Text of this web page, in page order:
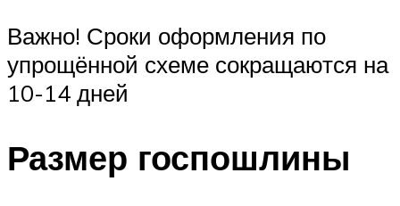
Важно! Сроки оформления по
упрощённой схеме сокращаются на
10-14 дней
Размер госпошлины